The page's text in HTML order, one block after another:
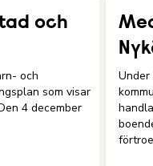
och
och
som visar
4 december
Under